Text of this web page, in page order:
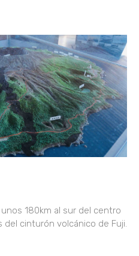
180km al sur del centro
del cinturón volcánico de Fuji.